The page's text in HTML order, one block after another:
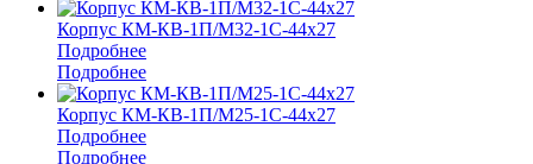
Корпус КМ-КВ-1П/М32-1С-44х27
Подробнее
Подробнее
Корпус КМ-КВ-1П/М25-1С-44х27
Подробнее
Подробнее